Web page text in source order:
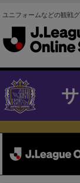
ユニフォームなどの観戦